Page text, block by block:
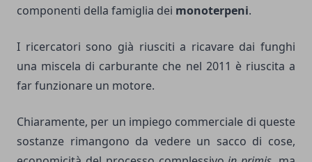
componenti della famiglia dei monoterpeni.
I ricercatori sono già riusciti a ricavare dai funghi
una miscela di carburante che nel 2011 è riuscita a
far funzionare un motore.
Chiaramente, per un impiego commerciale di queste
sostanze rimangono da vedere un sacco di cose,